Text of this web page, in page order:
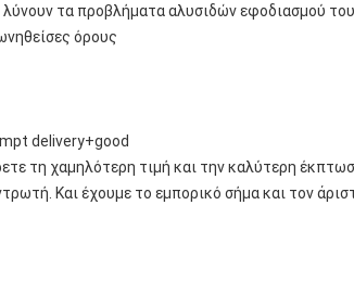
τα προβλήματα αλυσιδών εφοδιασμού
όρους
delivery+good
τη χαμηλότερη τιμή και την καλύτερη
Και έχουμε το εμπορικό σήμα και τον